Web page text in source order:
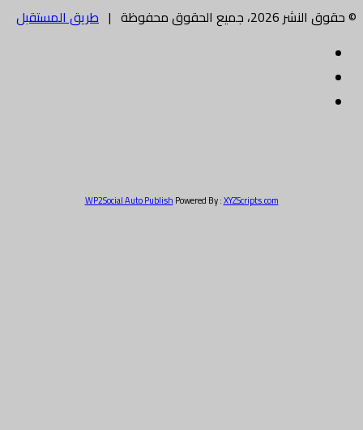
الحقوق محفوظة |
طريق المستقبل
WP2Social Auto PublishPowered By :XYZScripts.com